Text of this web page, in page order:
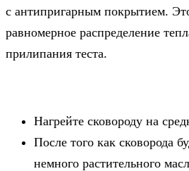
с антипригарным покрытием.
равномерное распределение
прилипания теста.
Нагрейте сковороду на
После того как сковорода
немного растительного